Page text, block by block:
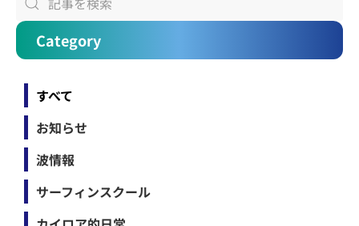
Category
すべて
お知らせ
波情報
サーフィンスクール